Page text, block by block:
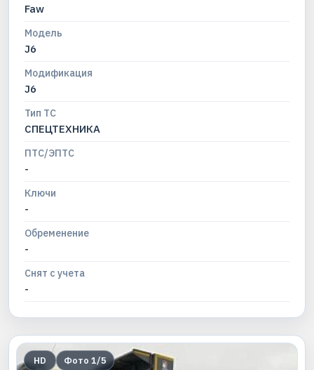
Faw
Модель
J6
Модификация
J6
Тип ТС
СПЕЦТЕХНИКА
ПТС/ЭПТС
-
Ключи
-
Обременение
-
Снят с учета
-
HD Фото 1/5